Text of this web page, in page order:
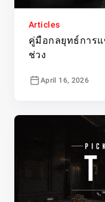
Articles
คู่มือกลยุทธ์การแ
ช่วง
April 16, 2026